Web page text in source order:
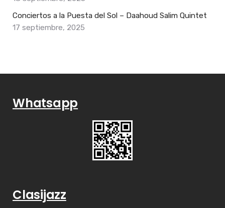
Conciertos a la Puesta del Sol – Daahoud Salim Quintet
17 septiembre, 2025
Whatsapp
Clasijazz